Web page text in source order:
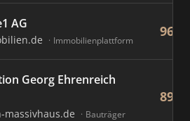
AG
Immobilienplattform
96
Georg Ehrenreich
massivhaus.de Bauträger
89